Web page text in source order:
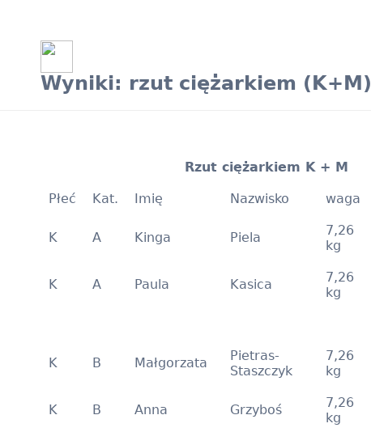
Wyniki: rzut ciężarkiem (K+M)
Rzut ciężarkiem K + M
Płeć Kat. Imię Nazwisko waga
K A Kinga Piela
7,26
kg
K A Paula Kasica
7,26
kg
K B Małgorzata
Pietras-
Staszczyk
7,26
kg
K B Anna Grzyboś
7,26
kg